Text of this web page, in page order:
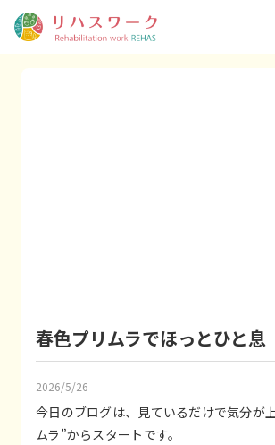
春色プリムラでほっとひと息
2026/5/26
今日のブログは、見ているだけで気分が
ムラ”からスタートです。